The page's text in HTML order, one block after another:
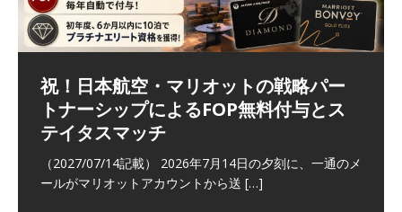
祝！日本航空・マリオットの戦略パー
トナーシップによるFOP無料付与とス
テイタスマッチ
（2027/07/14記載） 2026年7月14日の夕刻に、一通のメ
ールがマリオットアカウントから送 […]
ラウンジ 華 那覇空港 (2026/05)
（2026/06/07記載） 2026年5月下旬の平日に那覇を訪れ
た際に利用した。 こちらのラウンジ
The Coral Executive Lounge スワ
ンナプーム国際空港国内線ラウンジ
(2026/01)
（2026/03/31記載） 2026年1月上旬にバンコク経由でチ
ェンマイに行く際に利用した。 バン[…]
日本航空 羽田空港国際線ファースト
クラスラウンジ (2026/01)
（2026/03/18記載） 2026年1月、毎年恒例の新年の羽田
～バンコクの移動の際に再びこちらの[…]
バンコクエアウェイズ スワンナプー
ム国際空港国内線ラウンジ (2026/01)
（2026/03/13記載） 2026年1月上旬にバンコク経由でチ
ェンマイに向かう際に利用した。 今[…]